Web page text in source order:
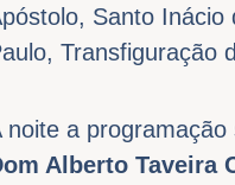
Santo Inácio
Transfiguração
noite a programação
Alberto Taveira